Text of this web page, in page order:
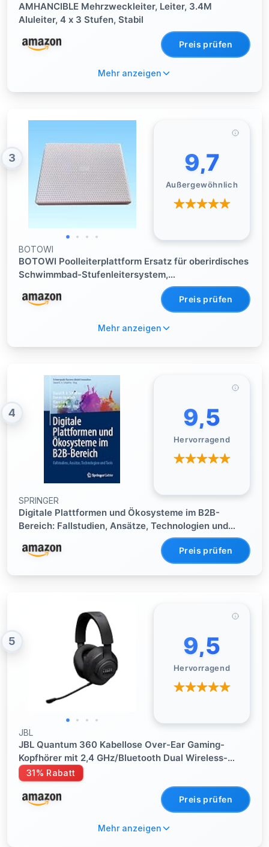
AMHANCIBLE Mehrzweckleiter, Leiter, 3.4M
Aluleiter, 4 x 3 Stufen, Stabil
Preis prüfen
Mehr anzeigen
3 9,7
Außergewöhnlich
BOTOWI
BOTOWI Poolleiterplattform Ersatz für oberirdisches
Schwimmbad-Stufenleitersystem,
Schwimmbadleiterplattform weiß, 460X360X45MM
Preis prüfen
Mehr anzeigen
4 9,5
Hervorragend
SPRINGER
Digitale Plattformen und Ökosysteme im B2B-
Bereich: Fallstudien, Ansätze, Technologien und
Tools (Schwerpunkt Business Model Innovation)
Preis prüfen
5 9,5
Hervorragend
JBL
JBL Quantum 360 Kabellose Over-Ear Gaming-
Kopfhörer mit 2,4 GHz/Bluetooth Dual Wireless-
Verbindung, 22-Stunden-Akku, Multi-Plattform-
Kompatibilität, abnehmbarem Mikrofon mit
Stummschaltung, Schwarz
31% Rabatt
Preis prüfen
Mehr anzeigen